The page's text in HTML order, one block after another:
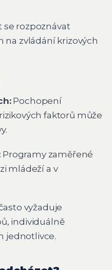
se rozpoznávat
na zvládání krizových
Pochopení
faktorů může
Programy zaměřené
mládeží a v
vyžaduje
individuálně
jednotlivce.